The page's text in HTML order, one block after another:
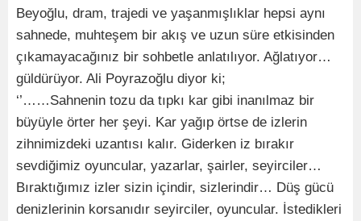
Beyoğlu, dram, trajedi ve yaşanmışlıklar hepsi aynı
sahnede, muhteşem bir akış ve uzun süre etkisinden
çıkamayacağınız bir sohbetle anlatılıyor. Ağlatıyor…
güldürüyor. Ali Poyrazoğlu diyor ki;
‘’……Sahnenin tozu da tıpkı kar gibi inanılmaz bir
büyüyle örter her şeyi. Kar yağıp örtse de izlerin
zihnimizdeki uzantısı kalır. Giderken iz bırakır
sevdiğimiz oyuncular, yazarlar, şairler, seyirciler…
Bıraktığımız izler sizin içindir, sizlerindir… Düş gücü
denizlerinin korsanıdır seyirciler, oyuncular. İstedikleri